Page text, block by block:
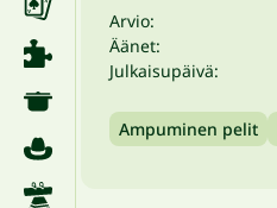
Arvio:
Äänet:
Julkaisupäivä:
Ampuminen pelit